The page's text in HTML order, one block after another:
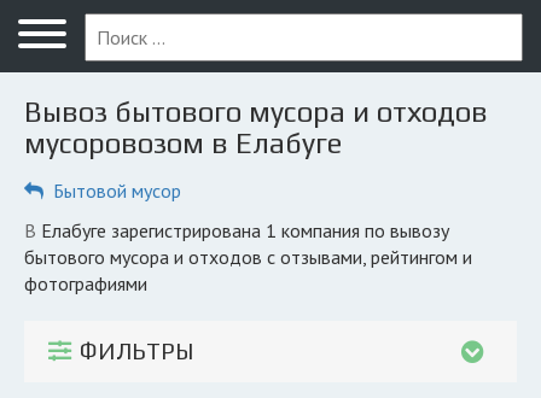
Меню
Главная
Вопрос юристу
Компании
КОМПАНИЯМ
Вывоз бытового мусора и отходов
мусоровозом в Елабуге
Бытовой мусор
в Елабуге зарегистрирована 1 компания по вывозу
бытового мусора и отходов с отзывами, рейтингом и
фотографиями
ФИЛЬТРЫ